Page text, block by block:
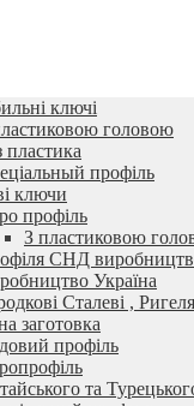
ключі
головою
пластика
профіль
ключи
профіль
З пластиковою
СНД
Україна
Сталеві , Ригеля
заготовка
профіль
та